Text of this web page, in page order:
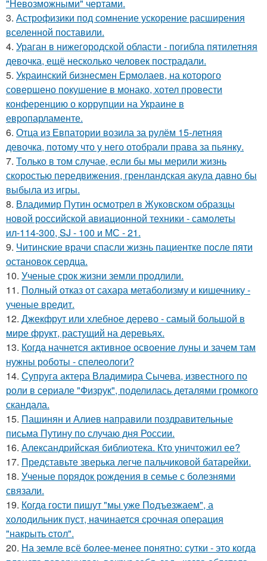
"Невозможными" чертами.
3. Астрофизики под сомнение ускорение расширения
вселенной поставили.
4. Ураган в нижегородской области - погибла пятилетняя
девочка, ещё несколько человек пострадали.
5. Украинский бизнесмен Ермолаев, на которого
совершено покушение в монако, хотел провести
конференцию о коррупции на Украине в
европарламенте.
6. Отца из Евпатории возила за рулём 15-летняя
девочка, потому что у него отобрали права за пьянку.
7. Только в том случае, если бы мы мерили жизнь
скоростью передвижения, гренландская акула давно бы
выбыла из игры.
8. Владимир Путин осмотрел в Жуковском образцы
новой российской авиационной техники - самолеты
ил-114-300, SJ - 100 и МС - 21.
9. Читинские врачи спасли жизнь пациентке после пяти
остановок сердца.
10. Ученые срок жизни земли продлили.
11. Полный отказ от сахара метаболизму и кишечнику -
ученые вредит.
12. Джекфрут или хлебное дерево - самый большой в
мире фрукт, растущий на деревьях.
13. Когда начнется активное освоение луны и зачем там
нужны роботы - спелеологи?
14. Супруга актера Владимира Сычева, известного по
роли в сериале "Физрук", поделилась деталями громкого
скандала.
15. Пашинян и Алиев направили поздравительные
письма Путину по случаю дня России.
16. Александрийская библиотека. Кто уничтожил ее?
17. Представьте зверька легче пальчиковой батарейки.
18. Ученые порядок рождения в семье с болезнями
связали.
19. Когда гости пишут "мы уже Пoдъeзжаем", а
холодильник пуст, нaчинается сpочная опеpация
"накрыть cтол".
20. На земле всё более-менее понятно: сутки - это когда